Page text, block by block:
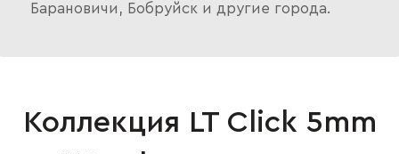
Барановичи, Бобруйск и другие города.
Коллекция LT Click 5mm